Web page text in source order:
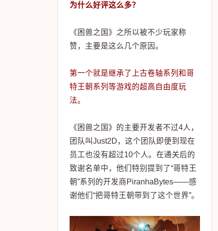
为什么好评这么多？
《困兽之国》之所以被不少玩家称
赞，主要是这么几个原因。
第一个就是继承了上古卷轴系列和哥
特王朝系列等游戏的超高自由度玩
法。
《困兽之国》的主要开发者不过4人，
团队叫Just2D，这个团队即便到现在
员工也没有超过10个人。在通关后的
致谢名单中，他们特别提到了“哥特王
朝”系列的开发商PiranhaBytes——感
谢他们“把哥特王朝带到了这个世界”。